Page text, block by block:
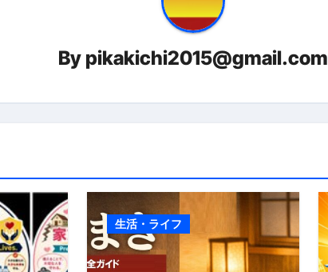
By pikakichi2015@gmail.com
生活・ライフ